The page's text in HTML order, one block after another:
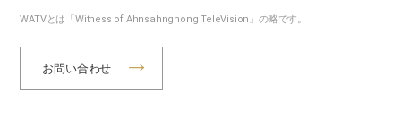
하
WATVとは「Witness of Ahnsahnghong TeleVision」の略です。
お問い合わせ